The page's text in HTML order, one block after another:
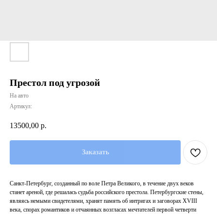
Престол под угрозой
На авто
Артикул:
13500,00 р.
Заказать
Санкт-Петербург, созданный по воле Петра Великого, в течение двух веков
станет ареной, где решалась судьба российского престола. Петербургские стены,
являясь немыми свидетелями, хранят память об интригах и заговорах XVIII
века, спорах романтиков и отчаянных возгласах мечтателей первой четверти